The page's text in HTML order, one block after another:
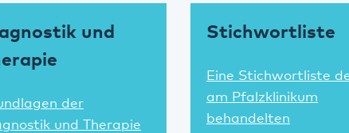
und
der
und Therapie
Stichwortliste
Eine Stichwortliste
am Pfalzklinikum
behandelten